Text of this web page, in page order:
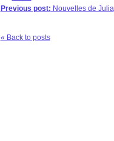
Previous post: Nouvelles de Julia
« Back to posts